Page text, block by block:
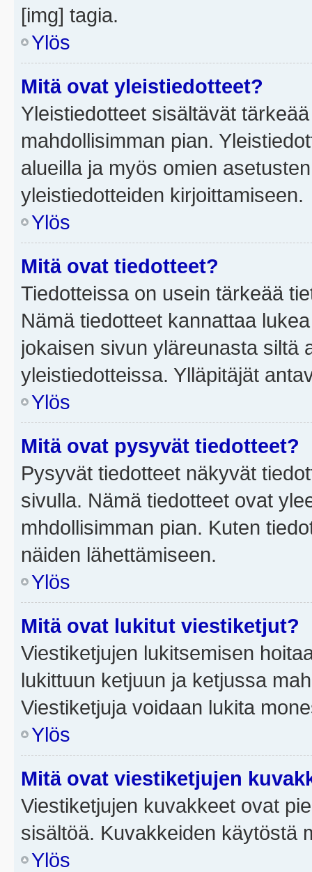
[img] tagia.
Ylös
Mitä ovat yleistiedotteet?
Yleistiedotteet sisältävät
mahdollisimman pian.
alueilla ja myös omien
yleistiedotteiden kirjoittamiseen.
Ylös
Mitä ovat tiedotteet?
Tiedotteissa on usein tärkeää
Nämä tiedotteet kannattaa
jokaisen sivun yläreunasta siltä
yleistiedotteissa. Ylläpitäjät
Ylös
Mitä ovat pysyvät tiedotteet?
Pysyvät tiedotteet näkyvät
sivulla. Nämä tiedotteet ovat
mhdollisimman pian. Kuten
näiden lähettämiseen.
Ylös
Mitä ovat lukitut viestiketjut?
Viestiketjujen lukitsemisen
lukittuun ketjuun ja ketjussa
Viestiketjuja voidaan lukita
Ylös
Mitä ovat viestiketjujen
Viestiketjujen kuvakkeet ovat
sisältöä. Kuvakkeiden käytöstä
Ylös